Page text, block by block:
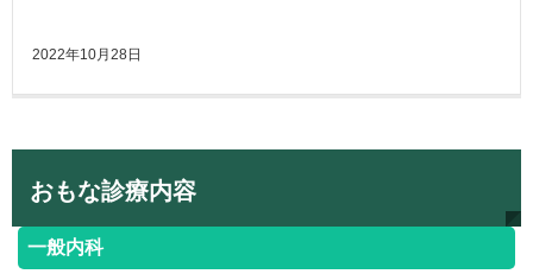
2022年10月28日
おもな診療内容
一般内科